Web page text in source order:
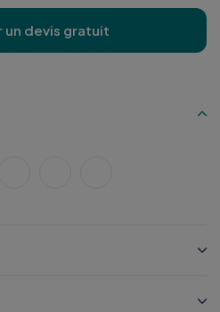
un devis gratuit